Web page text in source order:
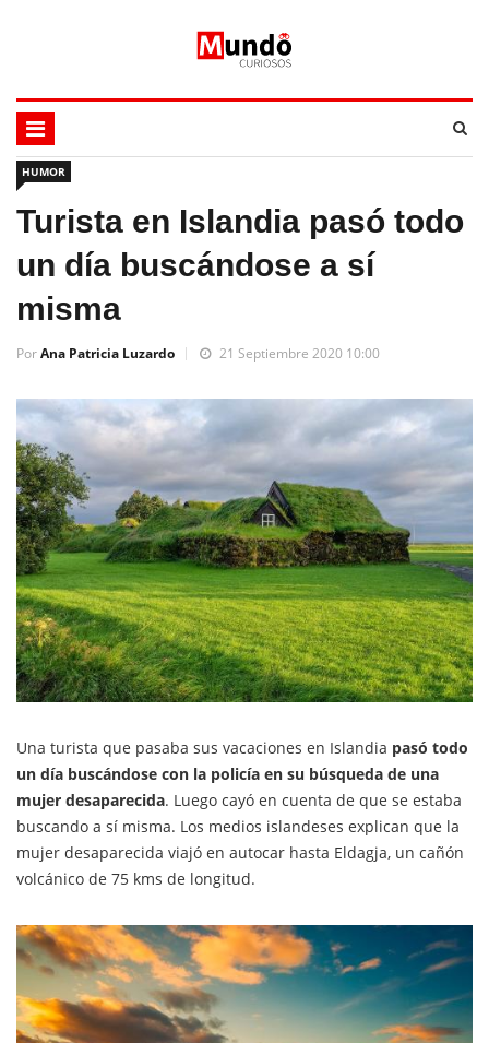
HUMOR
Turista en Islandia pasó todo
un día buscándose a sí
misma
PorAna Patricia Luzardo 21 Septiembre 2020 10:00
Una turista que pasaba sus vacaciones en Islandia pasó todo
un día buscándose con la policía en su búsqueda de una
mujer desaparecida. Luego cayó en cuenta de que se estaba
buscando a sí misma. Los medios islandeses explican que la
mujer desaparecida viajó en autocar hasta Eldagja, un cañón
volcánico de 75 kms de longitud.